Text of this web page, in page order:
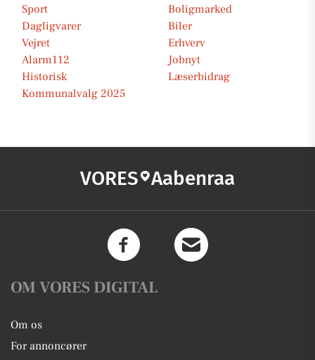
Sport
Boligmarked
Dagligvarer
Biler
Vejret
Erhverv
Alarm112
Jobnyt
Historisk
Læserbidrag
Kommunalvalg 2025
VORES Aabenraa
OM VORES DIGITAL
Om os
For annoncører